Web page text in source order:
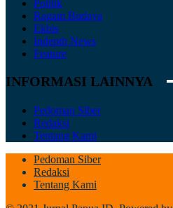
Politik
Ragam Budaya
Ekbis
Indepth News
Feature
INFORMASI LAINNYA
Pedoman Siber
Redaksi
Tentang Kami
Pedoman Siber
Redaksi
Tentang Kami